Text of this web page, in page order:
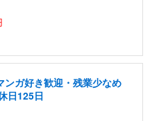
ガ好き歓迎・残業少なめ
日125日